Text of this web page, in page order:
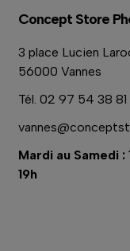
Concept Store
3 place Lucien
56000 Vannes
Tél. 02 97 54 38 81
Mardi au Samedi :
19h